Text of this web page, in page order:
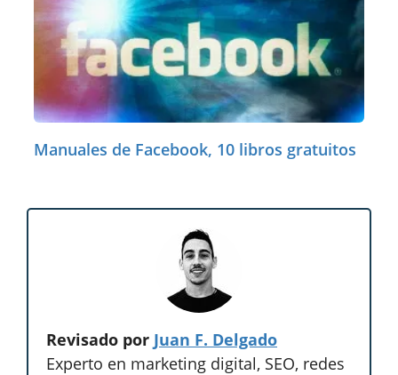
Manuales de Facebook, 10 libros gratuitos
Revisado por Juan F. Delgado
Experto en marketing digital, SEO, redes